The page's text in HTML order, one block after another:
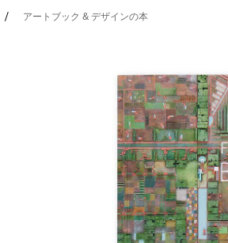
アートブック & デザインの本